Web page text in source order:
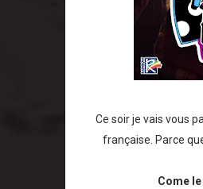
Ce soir je vais vous
française. Parce
Come